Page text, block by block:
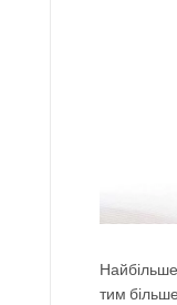
Найбільше
тим